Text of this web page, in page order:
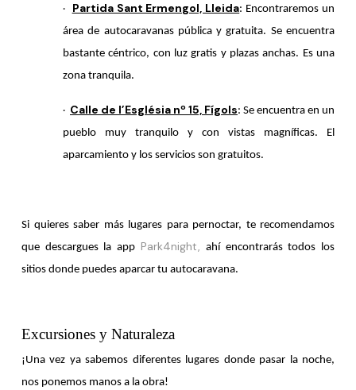
· Partida Sant Ermengol, Lleida: Encontraremos un
área de autocaravanas pública y gratuita. Se encuentra
bastante céntrico, con luz gratis y plazas anchas. Es una
zona tranquila.
· Calle de l’Església nº 15, Fígols: Se encuentra en un
pueblo muy tranquilo y con vistas magníficas. El
aparcamiento y los servicios son gratuitos.
Si quieres saber más lugares para pernoctar, te recomendamos
que descargues la app Park4night,ahí encontrarás todos los
sitios donde puedes aparcar tu autocaravana.
Excursiones y Naturaleza
¡Una vez ya sabemos diferentes lugares donde pasar la noche,
nos ponemos manos a la obra!